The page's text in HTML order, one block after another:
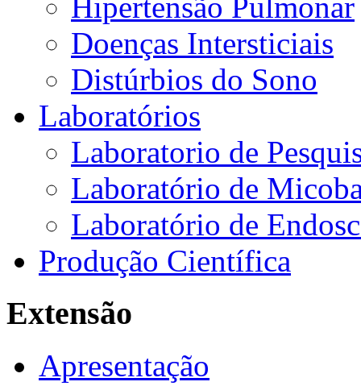
Hipertensão Pulmonar
Doenças Intersticiais
Distúrbios do Sono
Laboratórios
Laboratorio de
Laboratório de
Laboratório de
Produção Científica
Extensão
Apresentação